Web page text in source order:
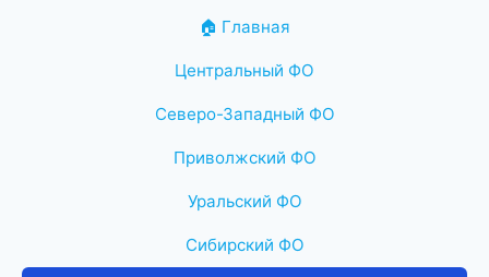
🏠 Главная
Центральный ФО
Северо-Западный ФО
Приволжский ФО
Уральский ФО
Сибирский ФО